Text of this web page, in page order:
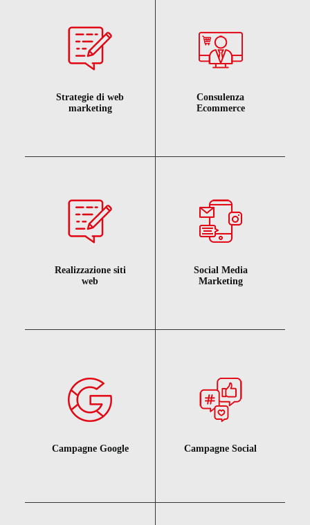
Strategie di web
marketing
Consulenza
Ecommerce
Realizzazione siti
web
Social Media
Marketing
Campagne Google Campagne Social